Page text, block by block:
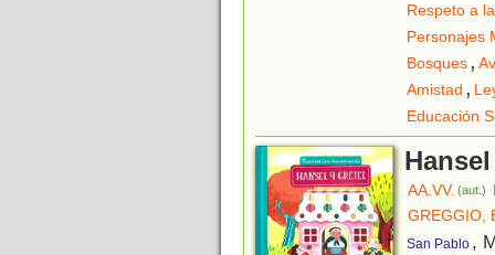
Respeto a
Personajes
Bosques,
Amistad ,
Educación
AA.VV. (aut.)
GREGGIO,
San Pablo ,